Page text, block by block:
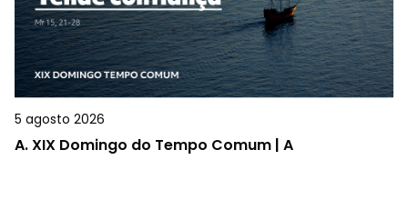
5 agosto 2026
A.XIX Domingo do Tempo Comum | A